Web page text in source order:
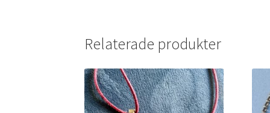
Relaterade produkter